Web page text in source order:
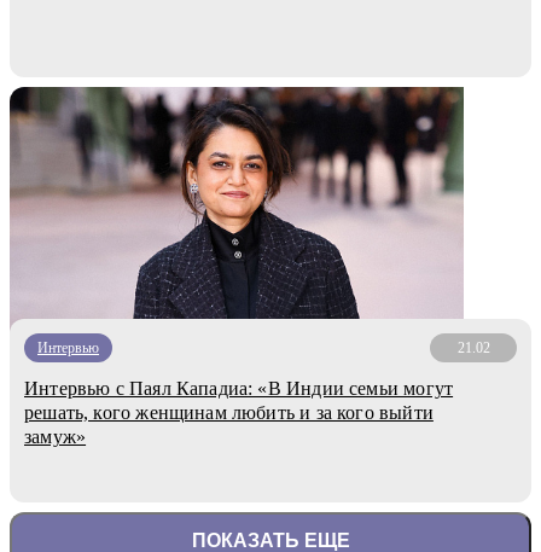
Интервью 21.02
Интервью с Паял Кападиа: «В Индии семьи могут
решать, кого женщинам любить и за кого выйти
замуж»
ПОКАЗАТЬ ЕЩЕ